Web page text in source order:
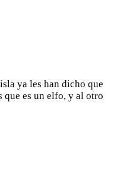
ya les han dicho que
que es un elfo, y al otro